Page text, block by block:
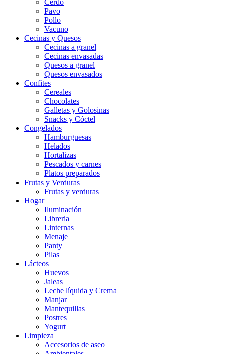
Cerdo
Pavo
Pollo
Vacuno
Cecinas y Quesos
Cecinas a granel
Cecinas envasadas
Quesos a granel
Quesos envasados
Confites
Cereales
Chocolates
Galletas y Golosinas
Snacks y Cóctel
Congelados
Hamburguesas
Helados
Hortalizas
Pescados y carnes
Platos preparados
Frutas y Verduras
Frutas y verduras
Hogar
Iluminación
Libreria
Linternas
Menaje
Panty
Pilas
Lácteos
Huevos
Jaleas
Leche líquida y Crema
Manjar
Mantequillas
Postres
Yogurt
Limpieza
Accesorios de aseo